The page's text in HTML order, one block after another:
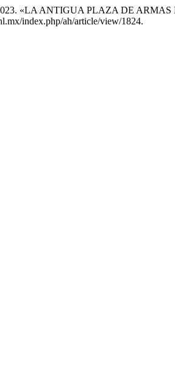
«LA ANTIGUA PLAZA DE
index.php/ah/article/view/1824.